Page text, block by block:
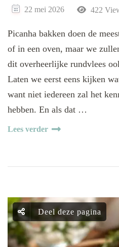
22 mei 2026 422
Picanha bakken doen de
of in een oven, maar we
dit overheerlijke rundvlees
Laten we eerst eens kijken
want niet iedereen zal het
hebben. En als dat …
Lees verder
Deel deze pagina